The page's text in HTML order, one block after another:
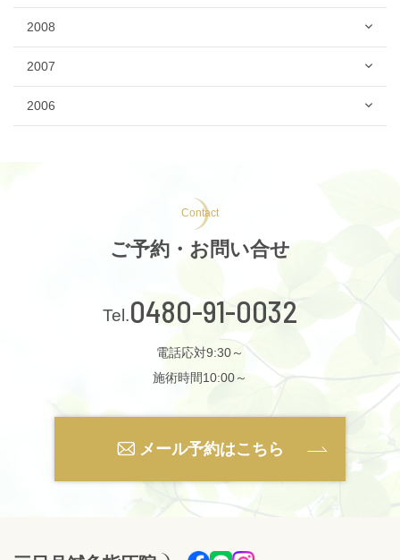
2008
2007
2006
Contact
ご予約・お問い合せ
0480-91-0032
電話応対9:30～
施術時間10:00～
メール予約はこちら